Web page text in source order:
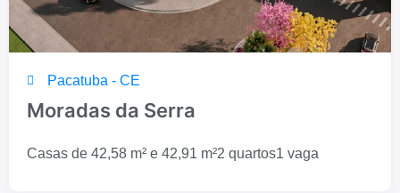
Pacatuba - CE
Moradas da Serra
Casas de 42,58 m² e 42,91 m²2 quartos1 vaga